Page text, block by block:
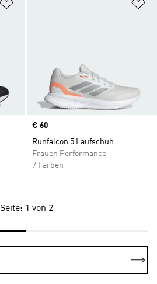
Price
€ 60
Runfalcon 5 Laufschuh
Frauen Performance
7 Farben
Seite: 1 von 2